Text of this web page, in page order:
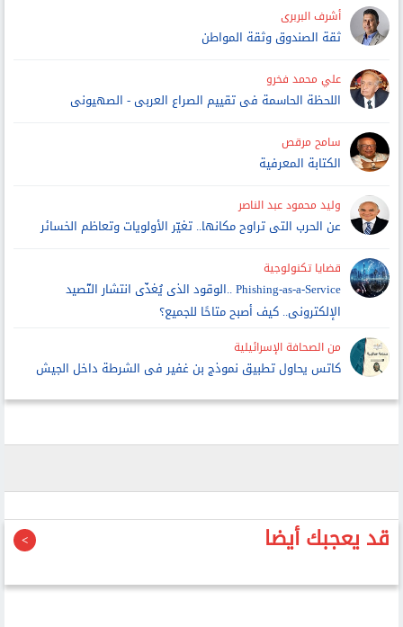
أشرف البربرى
ثقة الصندوق وثقة المواطن
علي محمد فخرو
اللحظة الحاسمة فى تقييم الصراع العربى - الصهيونى
سامح مرقص
الكتابة المعرفية
وليد محمود عبد الناصر
عن الحرب التى تراوح مكانها.. تغيّر الأولويات وتعاظم الخسائر
قضايا تكنولوجية
Phishing-as-a-Service ..الوقود الذى يُغذّى انتشار التّصيد
الإلكترونى.. كيف أصبح متاحًا للجميع؟
من الصحافة الإسرائيلية
كاتس يحاول تطبيق نموذج بن غفير فى الشرطة داخل الجيش
قد يعجبك أيضا